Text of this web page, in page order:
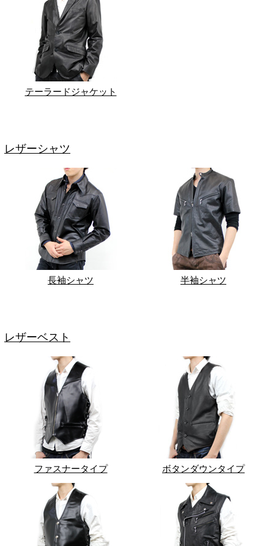
テーラードジャケット
レザーシャツ
長袖シャツ 半袖シャツ
レザーベスト
ファスナータイプ ボタンダウンタイプ